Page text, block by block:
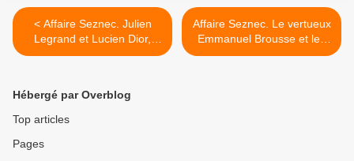
< Affaire Seznec. Julien
Legrand et Lucien Dior,
deux industriels
Affaire Seznec. Le vertueux
Emmanuel Brousse et les
Cadillac... >
Hébergé par Overblog
Top articles
Pages